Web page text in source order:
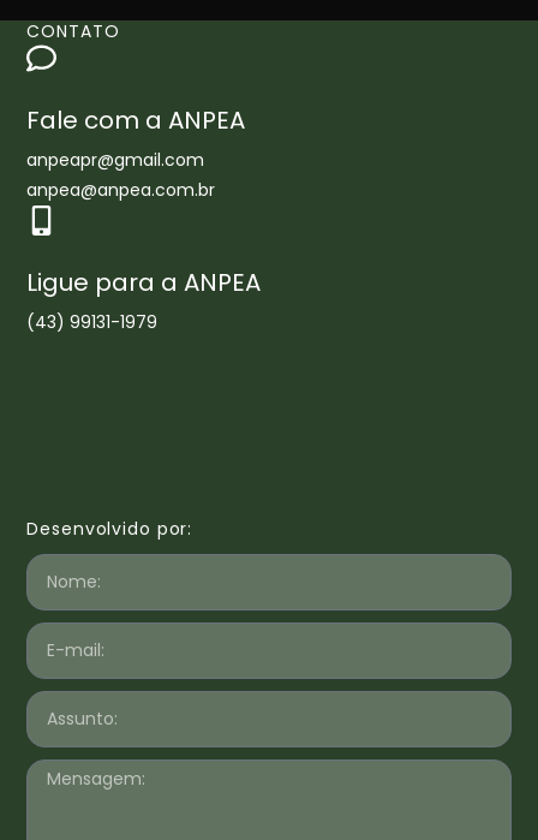
CONTATO
Fale com a ANPEA
anpeapr@gmail.com
anpea@anpea.com.br
Ligue para a ANPEA
(43) 99131-1979
Desenvolvido por: